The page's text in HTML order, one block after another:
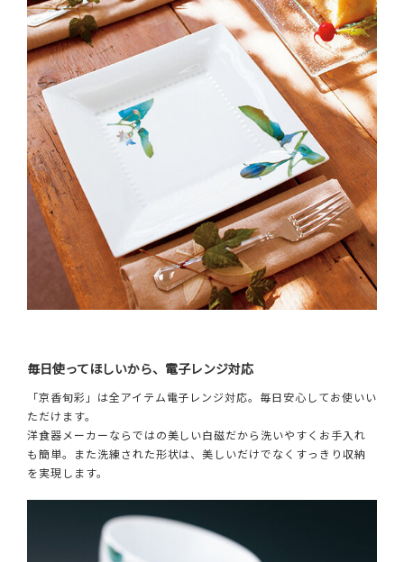
毎日使ってほしいから、電子レンジ対応
「京香旬彩」は全アイテム電子レンジ対応。毎日安心してお使いい
ただけます。
洋食器メーカーならではの美しい白磁だから洗いやすくお手入れ
も簡単。また洗練された形状は、美しいだけでなくすっきり収納
を実現します。